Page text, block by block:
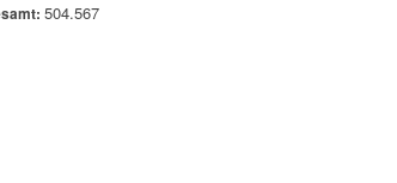
504.567